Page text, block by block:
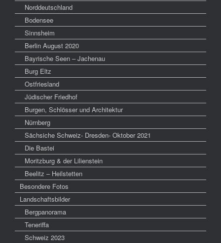
Norddeutschland
Bodensee
Sinnsheim
Berlin August 2020
Bayrische Seen – Jachenau
Burg Eltz
Ostfriesland
Jüdischer Friedhof
Burgen, Schlösser und Architektur
Nürnberg
Sächsiche Schweiz- Dresden- Oktober 2021
Die Bastei
Moritzburg & der Lilienstein
Beelitz – Heilstetten
Besondere Fotos
Landschaftsbilder
Bergpanorama
Teneriffa
Schweiz 2023